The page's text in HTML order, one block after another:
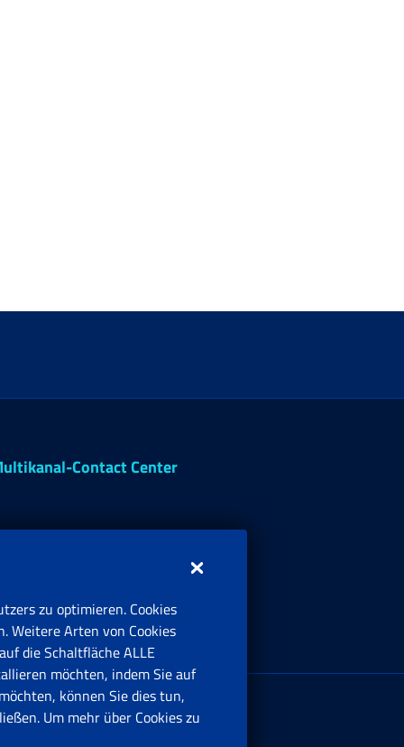
Verwaltung der Leistungen
Contact Center
Ciro il Grande, 21
Roma
zu optimieren. Cookies
Weitere Arten von Cookies
die Schaltfläche ALLE
möchten, indem Sie auf
können Sie dies tun,
Um mehr über Cookies zu